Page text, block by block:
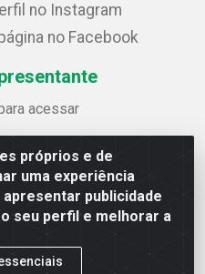
próprios e de
uma experiência
publicidade
seu perfil e melhorar a
no Instagram
no Facebook
acessar
Ltda
- Prazeres - Jaboatão dos
CEP 54.325-610
0013-70